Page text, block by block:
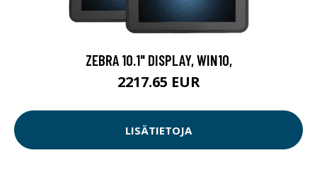
ZEBRA 10.1" DISPLAY, WIN10,
2217.65 EUR
LISÄTIETOJA